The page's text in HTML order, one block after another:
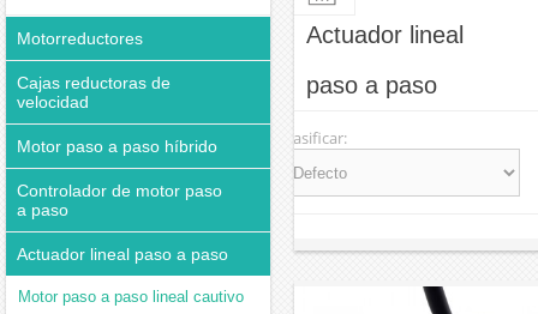
Motorreductores
Cajas reductoras de
velocidad
Motor paso a paso híbrido
Controlador de motor paso
a paso
Actuador lineal paso a paso
Motor paso a paso lineal cautivo
Actuador lineal
paso a paso
Clasificar: